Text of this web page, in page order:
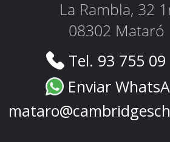
La Rambla, 32
08302 Mataró
Tel. 93 755
Enviar